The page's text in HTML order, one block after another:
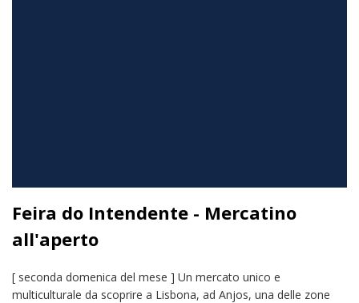
Feira do Intendente - Mercatino
all'aperto
[ seconda domenica del mese ] Un mercato unico e
multiculturale da scoprire a Lisbona, ad Anjos, una delle zone